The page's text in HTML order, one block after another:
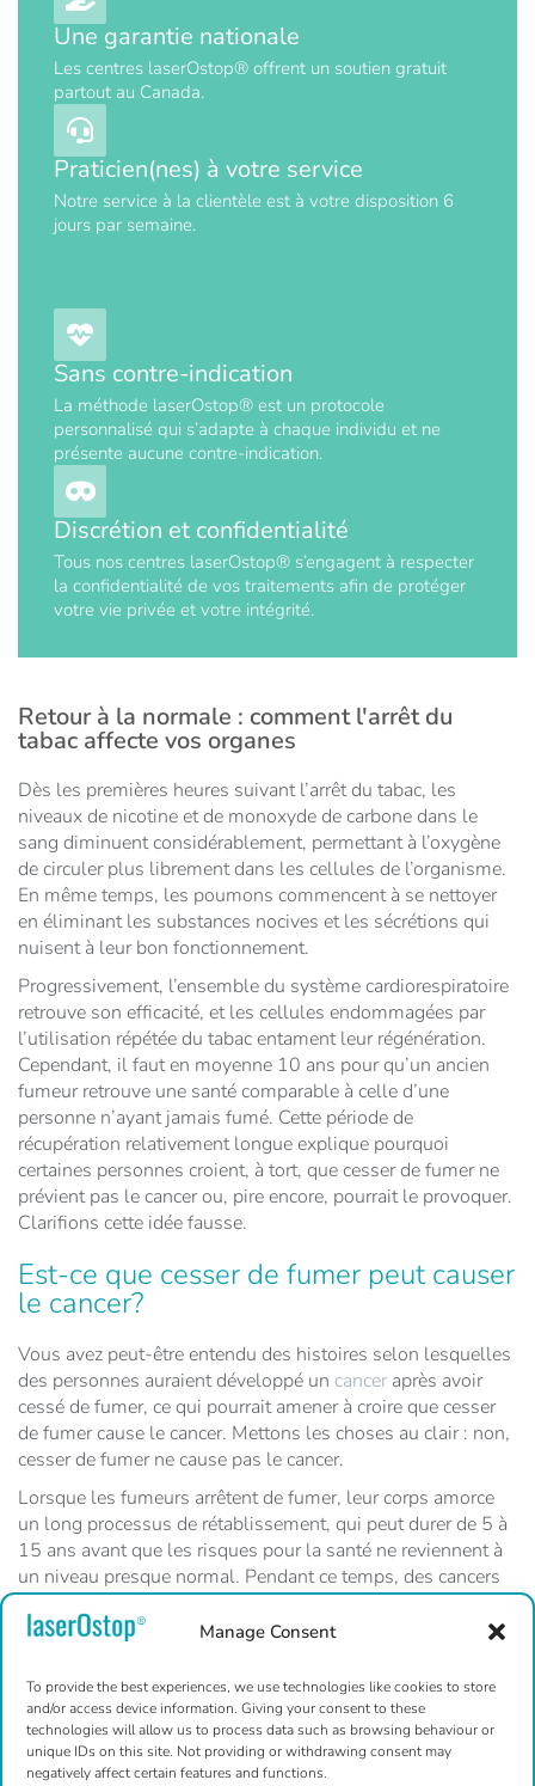
Manage Consent
To provide the best experiences, we use technologies like cookies to store
and/or access device information. Giving your consent to these
technologies will allow us to process data such as browsing behaviour or
unique IDs on this site. Not providing or withdrawing consent may
negatively affect certain features and functions.
Une garantie nationale
Les centres laserOstop® offrent un soutien gratuit
partout au Canada.
Praticien(nes) à votre service
Notre service à la clientèle est à votre disposition 6
jours par semaine.
Sans contre-indication
La méthode laserOstop® est un protocole
personnalisé qui s’adapte à chaque individu et ne
présente aucune contre-indication.
Discrétion et confidentialité
Tous nos centres laserOstop® s’engagent à respecter
la confidentialité de vos traitements afin de protéger
votre vie privée et votre intégrité.
Retour à la normale : comment l'arrêt du
tabac affecte vos organes
Dès les premières heures suivant l’arrêt du tabac, les
niveaux de nicotine et de monoxyde de carbone dans le
sang diminuent considérablement, permettant à l’oxygène
de circuler plus librement dans les cellules de l’organisme.
En même temps, les poumons commencent à se nettoyer
en éliminant les substances nocives et les sécrétions qui
nuisent à leur bon fonctionnement.
Progressivement, l’ensemble du système cardiorespiratoire
retrouve son efficacité, et les cellules endommagées par
l’utilisation répétée du tabac entament leur régénération.
Cependant, il faut en moyenne 10 ans pour qu’un ancien
fumeur retrouve une santé comparable à celle d’une
personne n’ayant jamais fumé. Cette période de
récupération relativement longue explique pourquoi
certaines personnes croient, à tort, que cesser de fumer ne
prévient pas le cancer ou, pire encore, pourrait le provoquer.
Clarifions cette idée fausse.
Est-ce que cesser de fumer peut causer
le cancer?
Vous avez peut-être entendu des histoires selon lesquelles
des personnes auraient développé un cancer après avoir
cessé de fumer, ce qui pourrait amener à croire que cesser
de fumer cause le cancer. Mettons les choses au clair : non,
cesser de fumer ne cause pas le cancer.
Lorsque les fumeurs arrêtent de fumer, leur corps amorce
un long processus de rétablissement, qui peut durer de 5 à
15 ans avant que les risques pour la santé ne reviennent à
un niveau presque normal. Pendant ce temps, des cancers
déjà déclenchés par des années de tabagisme peuvent
encore se développer. Cela n’est pas dû à l’arrêt du tabac,
Cesser de fumer reste l’une des meilleures façons de freiner
les dommages supplémentaires et de réduire les risques de
cancer.